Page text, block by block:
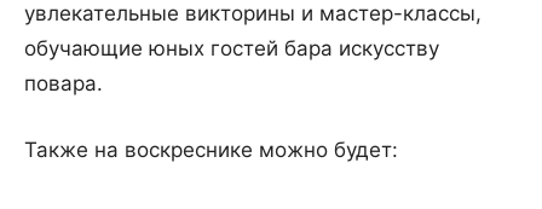
увлекательные викторины и мастер-классы,
обучающие юных гостей бара искусству
повара.
Также на воскреснике можно будет: